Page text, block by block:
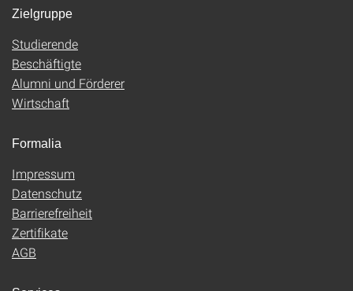
Zielgruppe
Studierende
Beschäftigte
Alumni und Förderer
Wirtschaft
Formalia
Impressum
Datenschutz
Barrierefreiheit
Zertifikate
AGB